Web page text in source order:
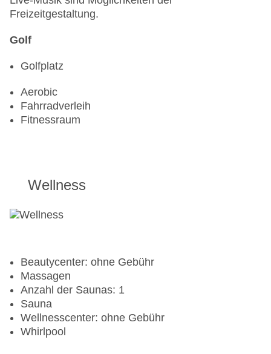
Freizeitgestaltung.
Golf
Golfplatz
Aerobic
Fahrradverleih
Fitnessraum
Wellness
Beautycenter: ohne Gebühr
Massagen
Anzahl der Saunas: 1
Sauna
Wellnesscenter: ohne Gebühr
Whirlpool